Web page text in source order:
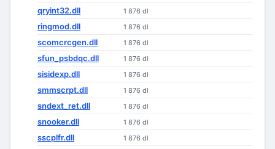
qryint32.dll 1 876 dl
ringmod.dll 1 876 dl
scomcrcgen.dll 1 876 dl
sfun_psbdqc.dll 1 876 dl
sisidexp.dll 1 876 dl
smmscrpt.dll 1 876 dl
sndext_ret.dll 1 876 dl
snooker.dll 1 876 dl
sscplfr.dll 1 876 dl